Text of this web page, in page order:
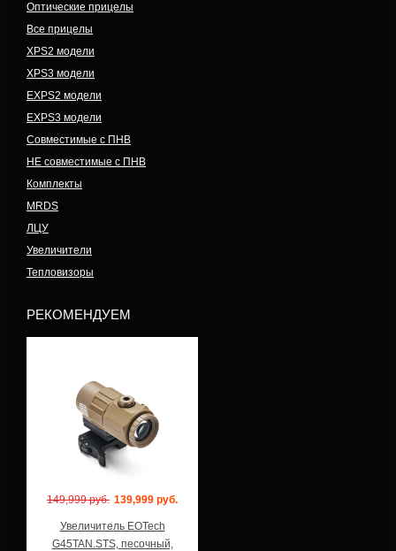
Оптические прицелы
Все прицелы
XPS2 модели
XPS3 модели
EXPS2 модели
EXPS3 модели
Совместимые с ПНВ
НЕ совместимые с ПНВ
Комплекты
MRDS
ЛЦУ
Увеличители
Тепловизоры
РЕКОМЕНДУЕМ
149,999 руб. 139,999 руб.
Увеличитель EOTech
G45TAN.STS, песочный,